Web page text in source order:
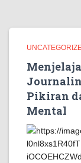
Pikiran
Mental